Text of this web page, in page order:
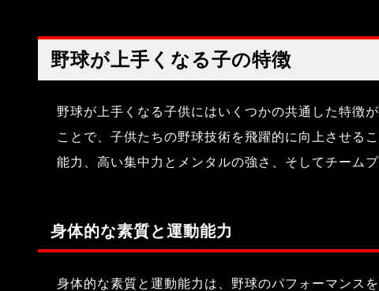
野球が上手くなる子の特徴
野球が上手くなる子供にはいくつかの共通した特徴
ことで、子供たちの野球技術を飛躍的に向上させる
能力、高い集中力とメンタルの強さ、そしてチーム
身体的な素質と運動能力
身体的な素質と運動能力は、野球のパフォーマンス